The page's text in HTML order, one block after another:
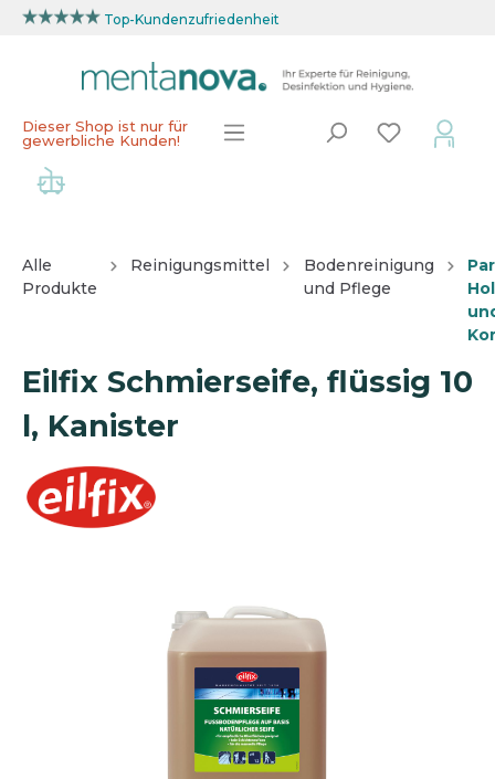
Top-Kundenzufriedenheit
Dieser Shop ist nur für
gewerbliche Kunden!
Alle
Produkte
Reinigungsmittel
Bodenreinigung
und Pflege
Eilfix Schmierseife, flüssig 10
l, Kanister